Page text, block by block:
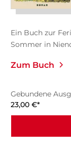
Ein Buch zur
Sommer in
Zum Buch
Gebundene
23,00 €*